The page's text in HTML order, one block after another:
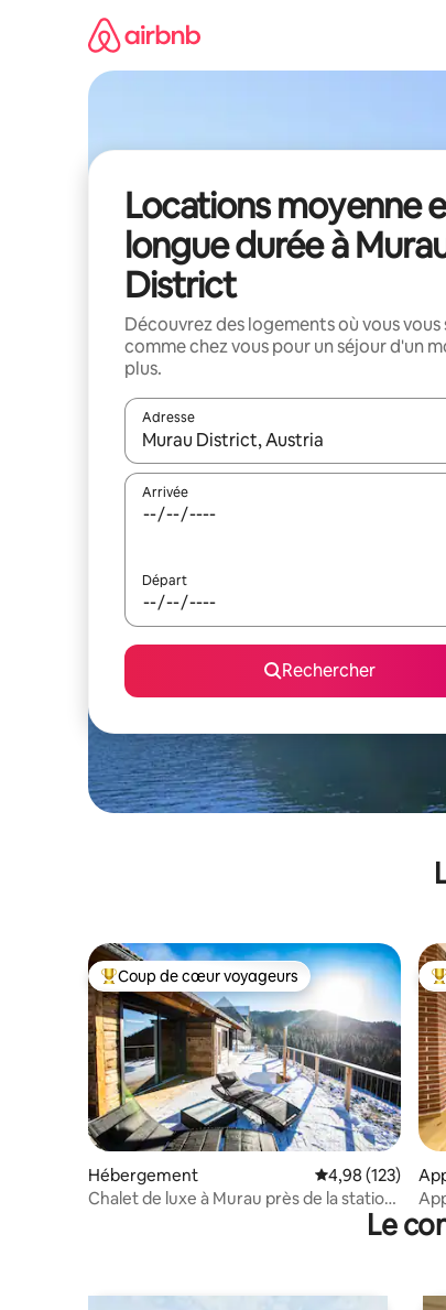
Locations moyenne
longue durée à
District
Découvrez des logements où vous vous
comme chez vous pour un séjour d'un
plus.
Adresse
Lorsque les résultats s'affichent, utilisez
Arrivée
Départ
Rechercher
Coups de cœur voyageurs les plus appréciés
Coup de cœur voyageurs
Hébergement Évaluation
4,98 (123)
Chalet de luxe à Murau près de la station
Le